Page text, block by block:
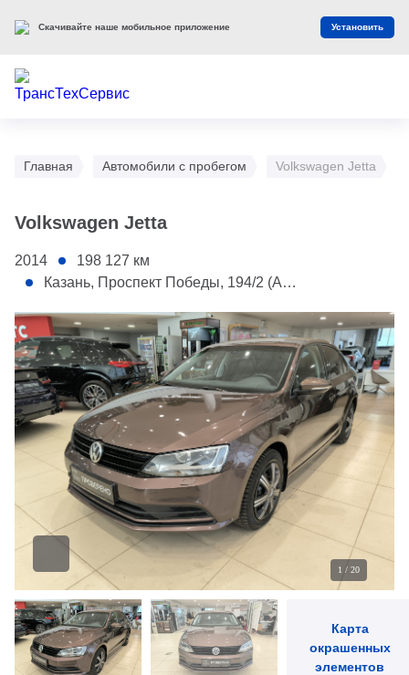
Главная Автомобили с пробегом Volkswagen Jetta
Volkswagen Jetta
2014 198 127 км
Казань, Проспект Победы, 194/2 (АС Toyota)
1 - Капот
2 - Передняя правая дверь
1 / 20
Карта
окрашенных
элементов
Скачивайте наше мобильное приложение Установить